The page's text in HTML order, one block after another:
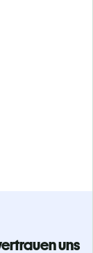
Text zu 100
Sprachen.
uns